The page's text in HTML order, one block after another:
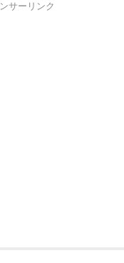
サーリンク